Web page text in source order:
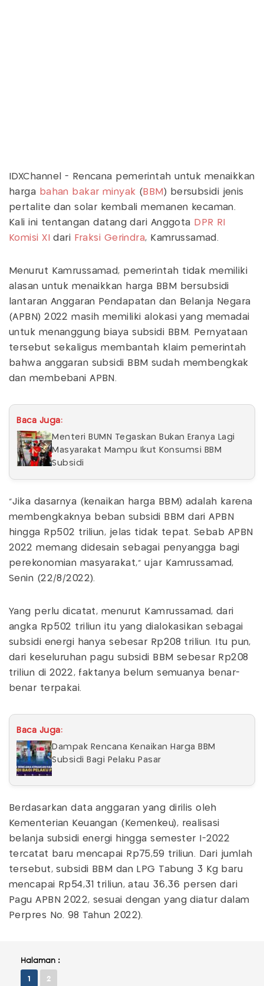
IDXChannel - Rencana pemerintah untuk menaikkan
harga bahan bakar minyak ( BBM ) bersubsidi jenis
pertalite dan solar kembali memanen kecaman.
Kali ini tentangan datang dari Anggota DPR RI
Komisi XI
dari Fraksi Gerindra, Kamrussamad.
Menurut Kamrussamad, pemerintah tidak memiliki
alasan untuk menaikkan harga BBM bersubsidi
lantaran Anggaran Pendapatan dan Belanja Negara
(APBN) 2022 masih memiliki alokasi yang memadai
untuk menanggung biaya subsidi BBM. Pernyataan
tersebut sekaligus membantah klaim pemerintah
bahwa anggaran subsidi BBM sudah membengkak
dan membebani APBN.
Baca Juga:
Menteri BUMN Tegaskan Bukan Eranya Lagi
Masyarakat Mampu Ikut Konsumsi BBM
Subsidi
"Jika dasarnya (kenaikan harga BBM) adalah karena
membengkaknya beban subsidi BBM dari APBN
hingga Rp502 triliun, jelas tidak tepat. Sebab APBN
2022 memang didesain sebagai penyangga bagi
perekonomian masyarakat," ujar Kamrussamad,
Senin (22/8/2022).
Yang perlu dicatat, menurut Kamrussamad, dari
angka Rp502 triliun itu yang dialokasikan sebagai
subsidi energi hanya sebesar Rp208 triliun. Itu pun,
dari keseluruhan pagu subsidi BBM sebesar Rp208
triliun di 2022, faktanya belum semuanya benar-
benar terpakai.
Baca Juga:
Dampak Rencana Kenaikan Harga BBM
Subsidi Bagi Pelaku Pasar
Berdasarkan data anggaran yang dirilis oleh
Kementerian Keuangan (Kemenkeu), realisasi
belanja subsidi energi hingga semester I-2022
tercatat baru mencapai Rp75,59 triliun. Dari jumlah
tersebut, subsidi BBM dan LPG Tabung 3 Kg baru
mencapai Rp54,31 triliun, atau 36,36 persen dari
Pagu APBN 2022, sesuai dengan yang diatur dalam
Perpres No. 98 Tahun 2022).
Halaman :
1 2